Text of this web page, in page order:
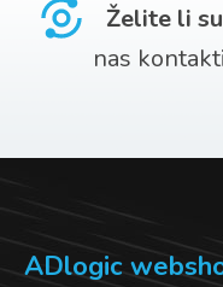
Želite li
nas
ADlogic